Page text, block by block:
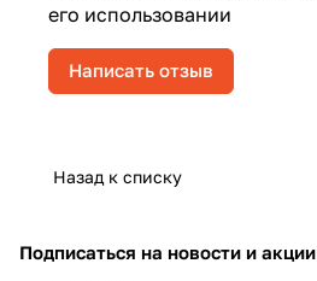
его использовании
Написать отзыв
Назад к списку
Подписаться на новости и акции